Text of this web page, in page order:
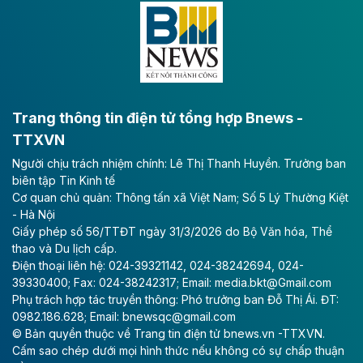
lực phát triển kinh tế - xã hội khu vực phía Nam đồng
Long Thành
Tổng công ty Cảng hàng không Việt Nam - CTCP
(ACV) vừa lập kỷ lục mới về lợi nhuận trong quý
II/2026.
Theo baodautu.vn
Vinaconex lập đỉnh doanh thu
Tổng CTCP Xuất nhập khẩu và Xây dựng Việt Nam
(Vinaconex) đã khép lại nửa đầu năm với doanh thu
thuần gần 7.268 tỷ đồng, tăng 4% so với cùng kỳ và
cũng là mức cao nhất lịch sử hoạt động của doanh
nghiệp.
Trang thông tin điện tử tổng hợp Bnews -
TTXVN
Người chịu trách nhiệm chính: Lê Thị Thanh Huyền. Trưởng ban
biên tập Tin Kinh tế
Cơ quan chủ quản: Thông tấn xã Việt Nam; Số 5 Lý Thường Kiệt
- Hà Nội
Giấy phép số 56/TTĐT ngày 31/3/2026 do Bộ Văn hóa, Thể
thao và Du lịch cấp.
Điện thoại liên hệ: 024-39321142, 024-38242694, 024-
39330400; Fax: 024-38242317; Email: media.bkt@Gmail.com
Phụ trách hợp tác truyền thông: Phó trưởng ban Đỗ Thị Ái. ĐT:
0982.186.628; Email: bnewsqc@gmail.com
© Bản quyền thuộc về Trang tin điện tử bnews.vn -TTXVN.
Cấm sao chép dưới mọi hình thức nếu không có sự chấp thuận